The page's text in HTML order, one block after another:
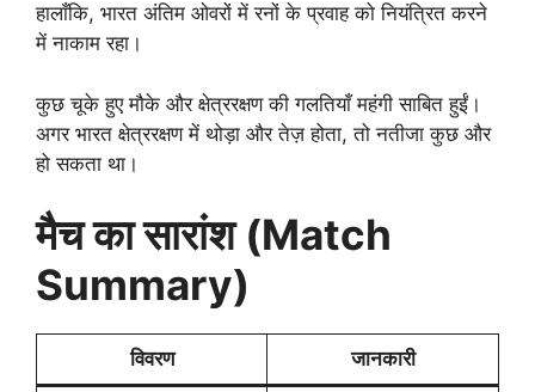
हालाँकि, भारत अंतिम ओवरों में रनों के प्रवाह को नियंत्रित करने
में नाकाम रहा।
कुछ चूके हुए मौके और क्षेत्ररक्षण की गलतियाँ महंगी साबित हुईं।
अगर भारत क्षेत्ररक्षण में थोड़ा और तेज़ होता, तो नतीजा कुछ और
हो सकता था।
मैच का सारांश (Match
Summary)
विवरण जानकारी